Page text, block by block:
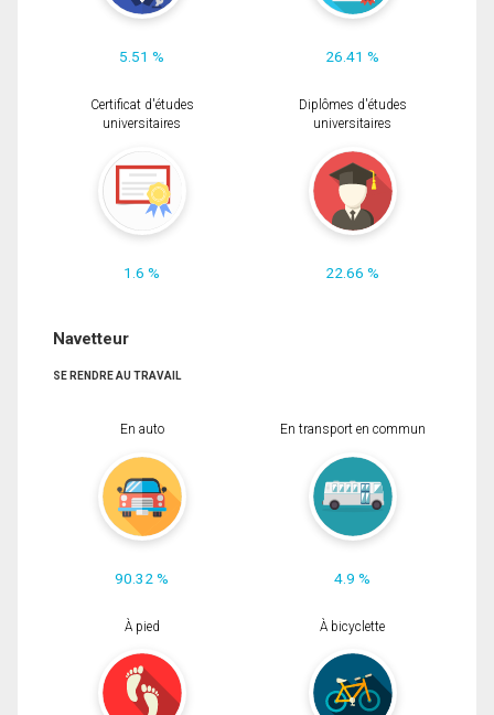
5.51 % 26.41 %
Certificat d'études
universitaires
1.6 %
Diplômes d'études
universitaires
22.66 %
Navetteur
SE RENDRE AU TRAVAIL
En auto
90.32 %
En transport en commun
4.9 %
À pied À bicyclette